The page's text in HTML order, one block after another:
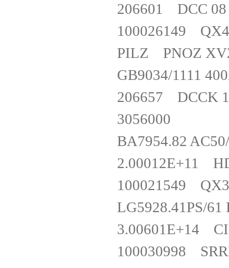
206601 DCC
100026149
PILZ PNOZ
GB9034/1111
206657
3056000
BA7954.82
2.00012E+11
100021549
LG5928.41PS/
3.00601E+14
100030998